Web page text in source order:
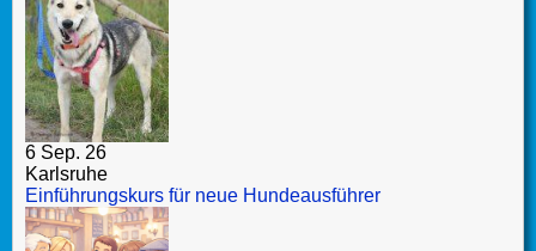
6 Sep. 26
Karlsruhe
Einführungskurs für neue Hundeausführer